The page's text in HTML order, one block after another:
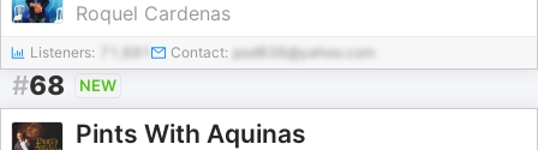
Roquel Cardenas
Listeners: Contact: pod836@yahoo.com
#68 NEW
Pints With Aquinas